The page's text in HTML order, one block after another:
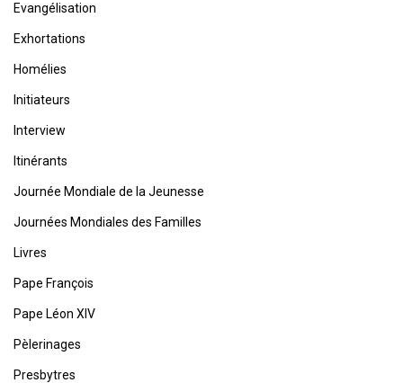
Evangélisation
Exhortations
Homélies
Initiateurs
Interview
Itinérants
Journée Mondiale de la Jeunesse
Journées Mondiales des Familles
Livres
Pape François
Pape Léon XIV
Pèlerinages
Presbytres